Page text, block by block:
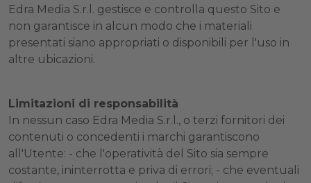
Edra Media S.r.l. gestisce e controlla questo Sito e
non garantisce in alcun modo che i materiali
presentati siano appropriati o disponibili per l'uso in
altre ubicazioni.
Limitazioni di responsabilità
In nessun caso Edra Media S.r.l., o terzi fornitori dei
contenuti o concedenti i marchi garantiscono
all'Utente: - che l'operatività del Sito sia sempre
costante, ininterrotta e priva di errori; - che eventuali